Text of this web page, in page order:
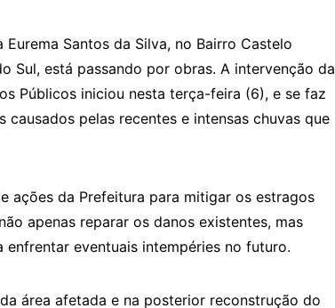
Santos da Silva, no Bairro Castelo
Sul, está passando por obras. A intervenção da
Públicos iniciou nesta terça-feira (6), e se faz
pelas recentes e intensas chuvas que
ações da Prefeitura para mitigar os estragos
apenas reparar os danos existentes, mas
eventuais intempéries no futuro.
área afetada e na posterior reconstrução do